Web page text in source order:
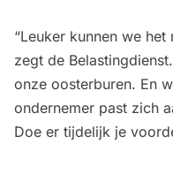
“Leuker kunnen we
zegt de
onze oosterburen. En
ondernemer past zich
Doe er tijdelijk je